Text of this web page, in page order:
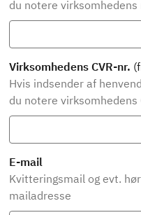
du notere virksomhedens
Virksomhedens CVR-nr.
Hvis indsender af
du notere virksomhedens
E-mail
Kvitteringsmail og evt.
mailadresse